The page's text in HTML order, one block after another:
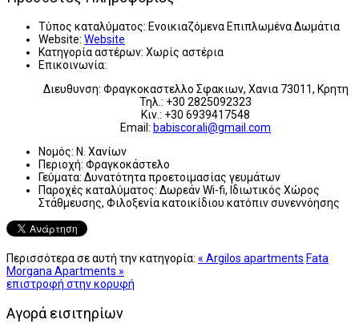
Τύπος καταλύματος: Ενοικιαζόμενα Επιπλωμένα Δωμάτια
Website: Website
Κατηγορία αστέρων: Χωρίς αστέρια
Επικοινωνία:
Διευθυνση: Φραγκοκαστελλο Σφακιων, Χανια 73011, Κρητη
Τηλ.: +30 2825092323
Κιν.: +30 6939417548
Εmail: babiscorali@gmail.com
Νομός: Ν. Χανίων
Περιοχή: Φραγκοκάστελο
Γεύματα: Δυνατότητα προετοιμασίας γευμάτων
Παροχές καταλύματος: Δωρεάν Wi-fi, Ιδιωτικός Χώρος
Στάθμευσης, Φιλοξενία κατοικίδιου κατόπιν συνεννόησης
Περισσότερα σε αυτή την κατηγορία: « Argilos apartments Fata
Morgana Apartments »
επιστροφή στην κορυφή
Αγορά εισιτηρίων